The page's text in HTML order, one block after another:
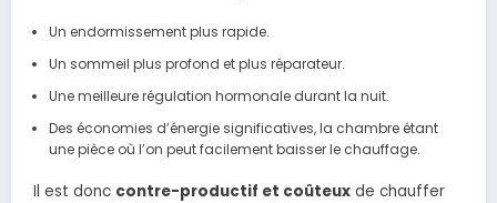
Un endormissement plus rapide.
Un sommeil plus profond et plus réparateur.
Une meilleure régulation hormonale durant la nuit.
Des économies d’énergie significatives, la chambre étant
une pièce où l’on peut facilement baisser le chauffage.
Il est donc contre-productif et coûteux de chauffer